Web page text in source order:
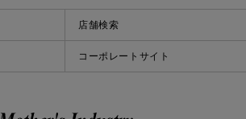
店舗検索
コーポレートサイト